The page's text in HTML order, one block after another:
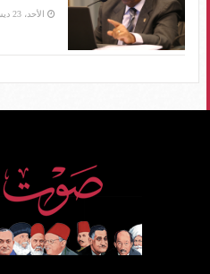
الأحد، 23 ديسمبر 2018 06:00 م